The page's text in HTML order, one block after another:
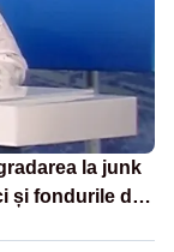
la junk
și fondurile de